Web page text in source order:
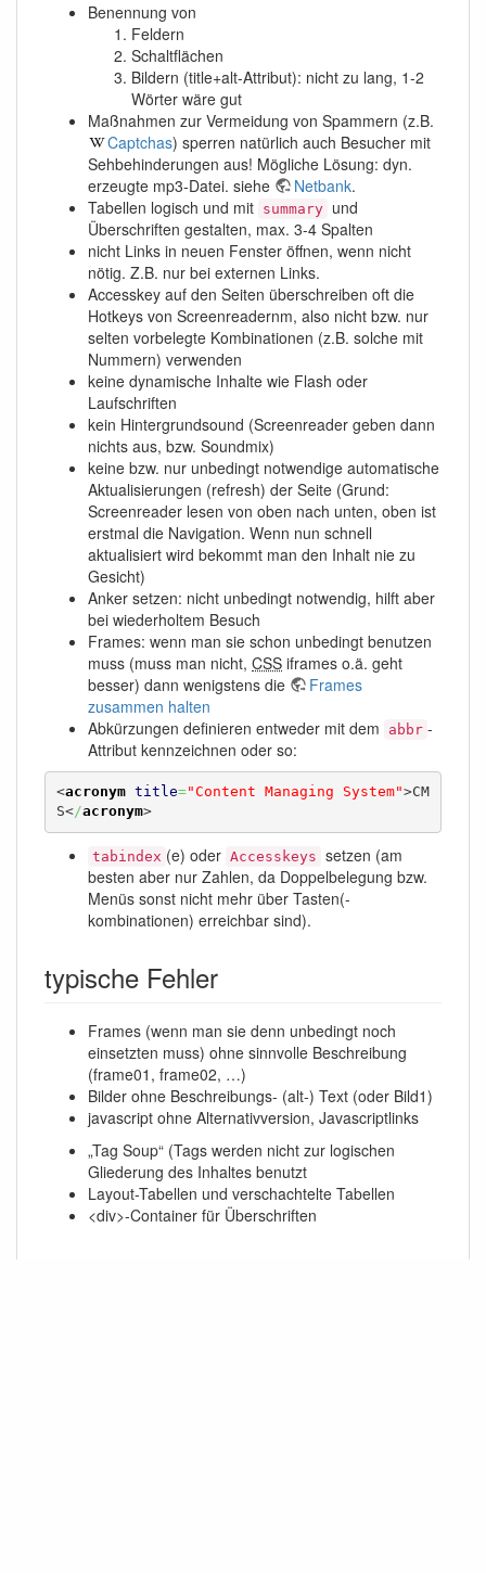
Benennung von
Feldern
Schaltflächen
Bildern (title+alt-Attribut): nicht zu lang, 1-2
Wörter wäre gut
Maßnahmen zur Vermeidung von Spammern (z.B.
Captchas) sperren natürlich auch Besucher mit
Sehbehinderungen aus! Mögliche Lösung: dyn.
erzeugte mp3-Datei. siehe
Netbank.
Tabellen logisch und mit summary und
Überschriften gestalten, max. 3-4 Spalten
nicht Links in neuen Fenster öffnen, wenn nicht
nötig. Z.B. nur bei externen Links.
Accesskey auf den Seiten überschreiben oft die
Hotkeys von Screenreadernm, also nicht bzw. nur
selten vorbelegte Kombinationen (z.B. solche mit
Nummern) verwenden
keine dynamische Inhalte wie Flash oder
Laufschriften
kein Hintergrundsound (Screenreader geben dann
nichts aus, bzw. Soundmix)
keine bzw. nur unbedingt notwendige automatische
Aktualisierungen (refresh) der Seite (Grund:
Screenreader lesen von oben nach unten, oben ist
erstmal die Navigation. Wenn nun schnell
aktualisiert wird bekommt man den Inhalt nie zu
Gesicht)
Anker setzen: nicht unbedingt notwendig, hilft aber
bei wiederholtem Besuch
Frames: wenn man sie schon unbedingt benutzen
muss (muss man nicht, CSS iframes o.ä. geht
besser) dann wenigstens die
Frames
zusammen halten
Abkürzungen definieren entweder mit dem
abbr -
Attribut kennzeichnen oder so:
<acronym title="Content Managing System">CM
S</acronym>
tabindex (e) oder Accesskeys setzen (am
besten aber nur Zahlen, da Doppelbelegung bzw.
Menüs sonst nicht mehr über Tasten(-
kombinationen) erreichbar sind).
typische Fehler
Frames (wenn man sie denn unbedingt noch
einsetzten muss) ohne sinnvolle Beschreibung
(frame01, frame02, …)
Bilder ohne Beschreibungs- (alt-) Text (oder Bild1)
javascript ohne Alternativversion, Javascriptlinks
„Tag Soup“ (Tags werden nicht zur logischen
Gliederung des Inhaltes benutzt
Layout-Tabellen und verschachtelte Tabellen
<div>-Container für Überschriften